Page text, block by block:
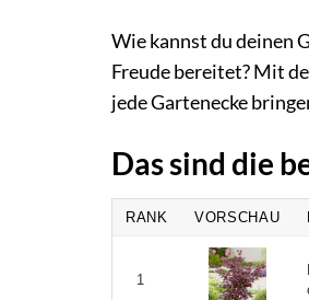
Wie kannst du deinen
Freude bereitet? Mit
jede Gartenecke
Das sind die
RANK VORSCHAU
1